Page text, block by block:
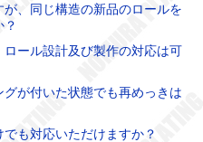
、同じ構造の新品のロールを
ール設計及び製作の対応は可
が付いた状態でも再めっきは
も対応いただけますか？